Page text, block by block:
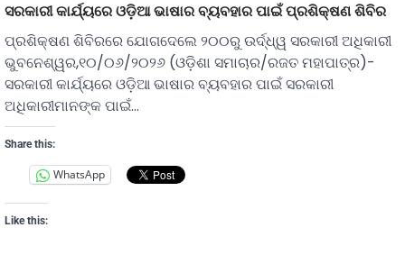
ସରକାରୀ କାର୍ଯ୍ୟରେ ଓଡ଼ିଆ ଭାଷାର ବ୍ୟବହାର ପାଇଁ ପ୍ରଶିକ୍ଷଣ ଶିବିର
ପ୍ରଶିକ୍ଷଣ ଶିବିରରେ ଯୋଗଦେଲେ ୨୦୦ରୁ ଉର୍ଦ୍ଧ୍ୱ ସରକାରୀ ଅଧିକାରୀ
ଭୁବନେଶ୍ୱର,୧୦/୦୬/୨୦୨୬ (ଓଡ଼ିଶା ସମାଚାର/ରଜତ ମହାପାତ୍ର)-
ସରକାରୀ କାର୍ଯ୍ୟରେ ଓଡ଼ିଆ ଭାଷାର ବ୍ୟବହାର ପାଇଁ ସରକାରୀ
ଅଧିକାରୀମାନଙ୍କ ପାଇଁ…
Share this:
WhatsApp
Like this: